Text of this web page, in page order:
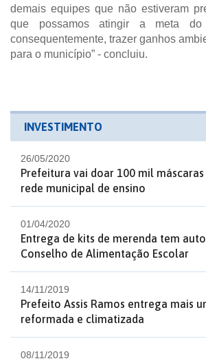
demais equipes que não estiveram
que possamos atingir a meta do
consequentemente, trazer ganhos
para o município” - concluiu.
INVESTIMENTO
26/05/2020
Prefeitura vai doar 100 mil
rede municipal de ensino
01/04/2020
Entrega de kits de merenda tem
Conselho de Alimentação Escolar
14/11/2019
Prefeito Assis Ramos entrega mais
reformada e climatizada
08/11/2019